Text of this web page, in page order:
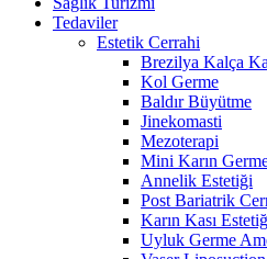
Tedaviler
Estetik Cerrahi
Brezilya Kalça
Kol Germe
Baldır Büyütme
Jinekomasti
Mezoterapi
Mini Karın
Annelik Estetiği
Post Bariatrik
Karın Kası
Uyluk Germe